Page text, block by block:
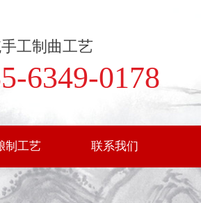
工制曲工艺
6349-0178
制工艺 联系我们